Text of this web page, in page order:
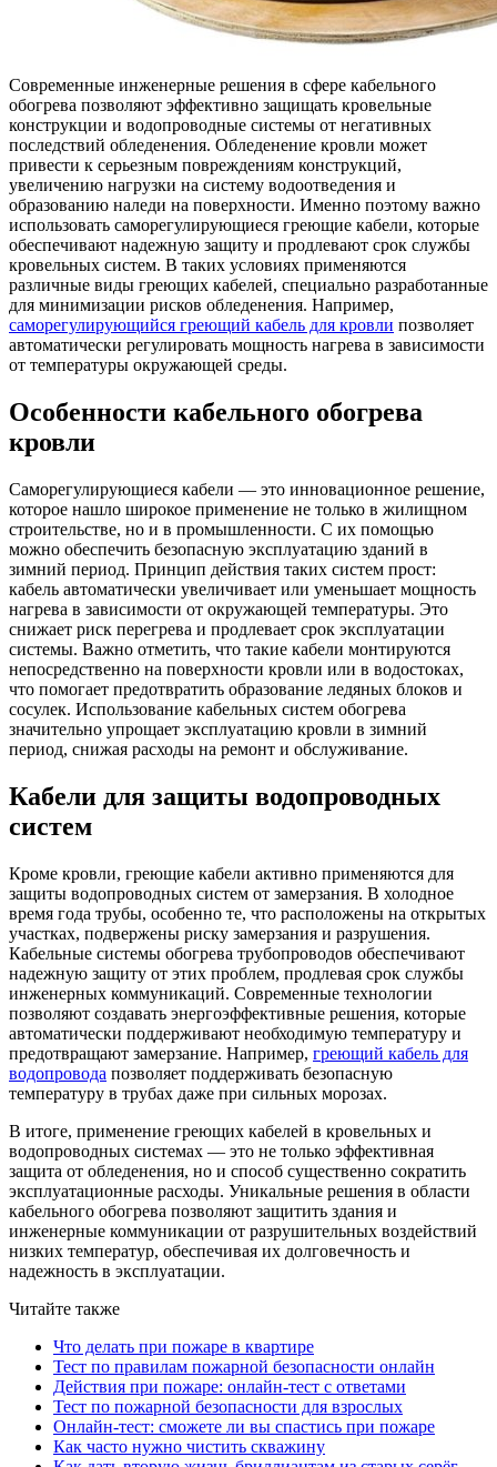
Современные инженерные решения в сфере кабельного
обогрева позволяют эффективно защищать кровельные
конструкции и водопроводные системы от негативных
последствий обледенения. Обледенение кровли может
привести к серьезным повреждениям конструкций,
увеличению нагрузки на систему водоотведения и
образованию наледи на поверхности. Именно поэтому важно
использовать саморегулирующиеся греющие кабели, которые
обеспечивают надежную защиту и продлевают срок службы
кровельных систем. В таких условиях применяются
различные виды греющих кабелей, специально разработанные
для минимизации рисков обледенения. Например,
саморегулирующийся греющий кабель для кровли позволяет
автоматически регулировать мощность нагрева в зависимости
от температуры окружающей среды.
Особенности кабельного обогрева
кровли
Саморегулирующиеся кабели — это инновационное решение,
которое нашло широкое применение не только в жилищном
строительстве, но и в промышленности. С их помощью
можно обеспечить безопасную эксплуатацию зданий в
зимний период. Принцип действия таких систем прост:
кабель автоматически увеличивает или уменьшает мощность
нагрева в зависимости от окружающей температуры. Это
снижает риск перегрева и продлевает срок эксплуатации
системы. Важно отметить, что такие кабели монтируются
непосредственно на поверхности кровли или в водостоках,
что помогает предотвратить образование ледяных блоков и
сосулек. Использование кабельных систем обогрева
значительно упрощает эксплуатацию кровли в зимний
период, снижая расходы на ремонт и обслуживание.
Кабели для защиты водопроводных
систем
Кроме кровли, греющие кабели активно применяются для
защиты водопроводных систем от замерзания. В холодное
время года трубы, особенно те, что расположены на открытых
участках, подвержены риску замерзания и разрушения.
Кабельные системы обогрева трубопроводов обеспечивают
надежную защиту от этих проблем, продлевая срок службы
инженерных коммуникаций. Современные технологии
позволяют создавать энергоэффективные решения, которые
автоматически поддерживают необходимую температуру и
предотвращают замерзание. Например, греющий кабель для
водопровода позволяет поддерживать безопасную
температуру в трубах даже при сильных морозах.
В итоге, применение греющих кабелей в кровельных и
водопроводных системах — это не только эффективная
защита от обледенения, но и способ существенно сократить
эксплуатационные расходы. Уникальные решения в области
кабельного обогрева позволяют защитить здания и
инженерные коммуникации от разрушительных воздействий
низких температур, обеспечивая их долговечность и
надежность в эксплуатации.
Читайте также
Что делать при пожаре в квартире
Тест по правилам пожарной безопасности онлайн
Действия при пожаре: онлайн-тест с ответами
Тест по пожарной безопасности для взрослых
Онлайн-тест: сможете ли вы спастись при пожаре
Как часто нужно чистить скважину